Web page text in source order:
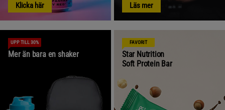
Klicka här Läs mer
UPP TILL 30%
Mer än bara en shaker
FAVORIT
Star Nutrition
Soft Protein Bar